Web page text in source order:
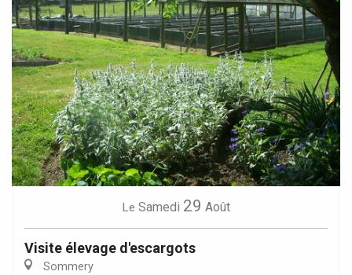
Le Samedi 29 Août
Visite élevage d'escargots
Sommery